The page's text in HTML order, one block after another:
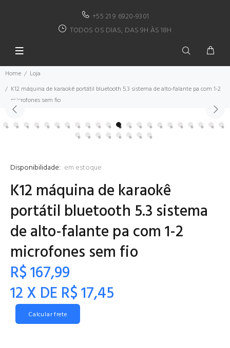
+55 21 9 6920-9301
TODOS OS DIAS, DAS 9H ÀS 18H
Home
Loja
K12 máquina de karaokê portátil bluetooth 5.3 sistema de alto-falante pa com 1-2
microfones sem fio
Disponibilidade: em estoque
K12 máquina de karaokê
portátil bluetooth 5.3 sistema
de alto-falante pa com 1-2
microfones sem fio
R$ 167,99
12 X DE R$ 17,45
Calcular frete